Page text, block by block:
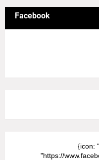
Facebook
{icon:
"https://